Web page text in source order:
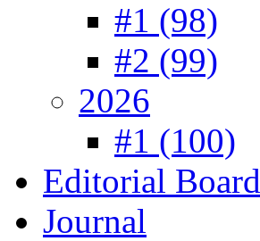
#1 (98)
#2 (99)
2026
#1 (100)
Editorial Board
Journal